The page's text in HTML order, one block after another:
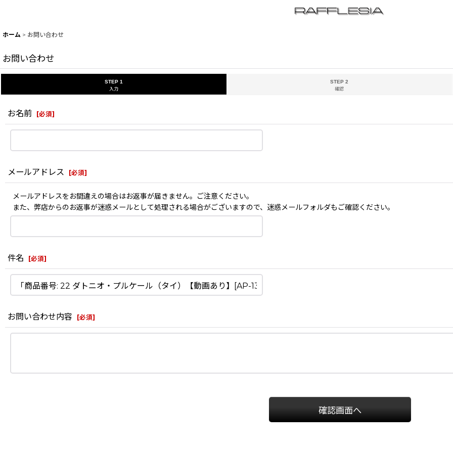
ホーム > お問い合わせ
お問い合わせ
STEP 1
入力
STEP 2
確認
お名前 [必須]
メールアドレス [必須]
メールアドレスをお間違えの場合はお返事が届きません。ご注意ください。
また、弊店からのお返事が迷惑メールとして処理される場合がございますので、迷惑メールフォルダもご確認ください。
件名 [必須]
お問い合わせ内容 [必須]
確認画面へ